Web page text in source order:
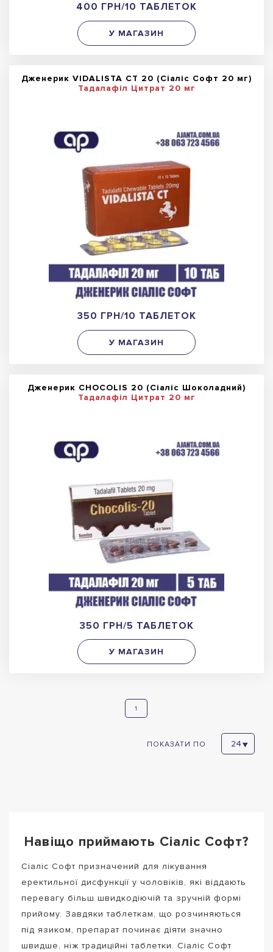
400 ГРН/10 ТАБЛЕТОК
У МАГАЗИН
Дженерик VIDALISTA CT 20 (Сіаліс Софт 20 мг)
Тадалафіл Цитрат 20 мг
350 ГРН/10 ТАБЛЕТОК
У МАГАЗИН
Дженерик CHOCOLIS 20 (Сіаліс Шоколадний)
Тадалафіл Цитрат 20 мг
350 ГРН/5 ТАБЛЕТОК
У МАГАЗИН
1
ПОКАЗАТИ ПО
Навіщо приймають Сіаліс Софт?
Сіаліс Софт призначений для лікування
еректильної дисфункції у чоловіків, які віддають
перевагу більш швидкодіючій та зручній формі
прийому. Завдяки таблеткам, що розчиняються
під язиком, препарат починає діяти значно
швидше, ніж традиційні таблетки. Сіаліс Софт